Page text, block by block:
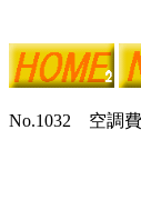
No.1032 空調